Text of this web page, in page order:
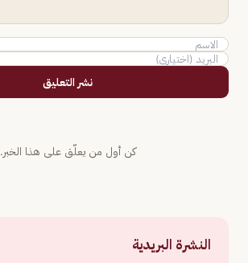
نشر التعليق
كن أول من يعلّق على هذا الخبر.
النشرة البريدية